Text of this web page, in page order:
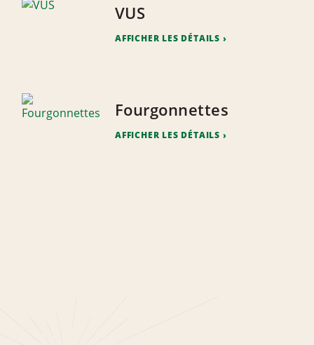
VUS
AFFICHER LES DÉTAILS
Fourgonnettes
AFFICHER LES DÉTAILS